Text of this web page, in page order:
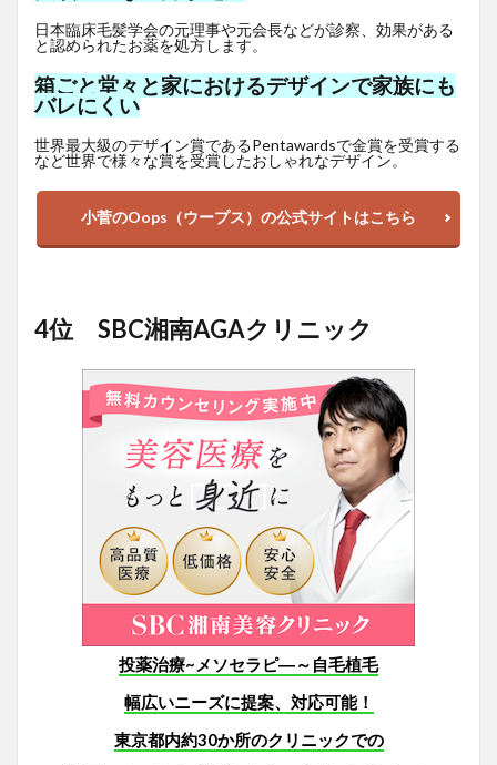
日本臨床毛髪学会の元理事や元会長などが診察、効果がある
と認められたお薬を処方します。
箱ごと堂々と家におけるデザインで家族にも
バレにくい
世界最大級のデザイン賞であるPentawardsで金賞を受賞する
など世界で様々な賞を受賞したおしゃれなデザイン。
小菅のOops（ウープス）の公式サイトはこちら
4位 SBC湘南AGAクリニック
投薬治療~メソセラピ―～自毛植毛
幅広いニーズに提案、対応可能！
東京都内約30か所のクリニックでの